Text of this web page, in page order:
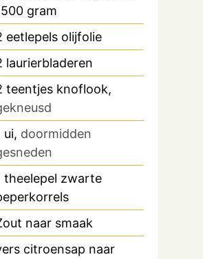
gram
eetlepels olijfolie
laurierbladeren
teentjes knoflook,
ui, doormidden
theelepel zwarte
naar smaak
citroensap naar